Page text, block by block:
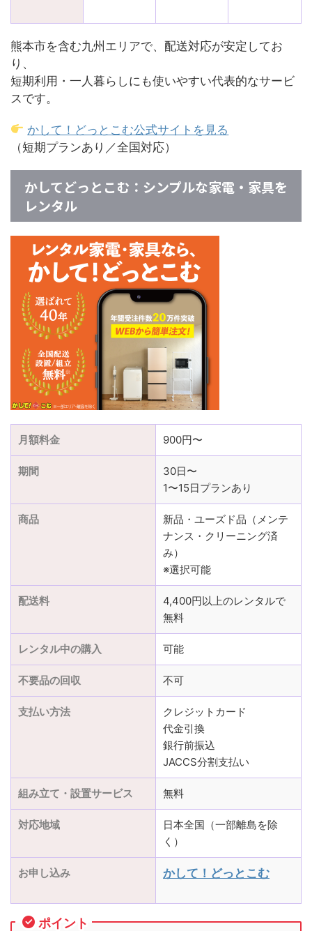
熊本市を含む九州エリアで、配送対応が安定してお
り、
短期利用・一人暮らしにも使いやすい代表的なサービ
スです。
かして！どっとこむ公式サイトを見る
（短期プランあり／全国対応）
かしてどっとこむ：シンプルな家電・家具を
レンタル
月額料金 900円〜
期間
30日〜
1〜15日プランあり
商品
新品・ユーズド品（メンテ
ナンス・クリーニング済
み）
※選択可能
配送料
4,400円以上のレンタルで
無料
レンタル中の購入 可能
不要品の回収 不可
支払い方法
クレジットカード
代金引換
銀行前振込
JACCS分割支払い
組み立て・設置サービス 無料
対応地域
日本全国（一部離島を除
く）
お申し込み かして！どっとこむ
ポイント